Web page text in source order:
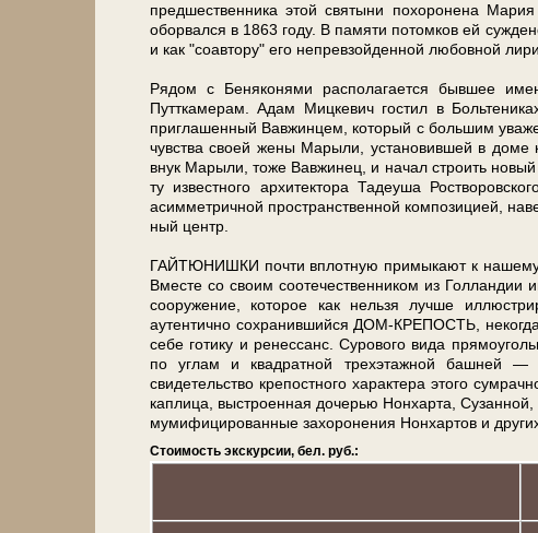
предшественника этой свя­ты­ни по­хо­ро­не­на
оборвался в 1863 го­ду. В па­мя­ти потомков ей
и как "соавтору" его непревзойденной любовной
Рядом с Беняконями рас­по­ла­га­ет­ся быв­шее
Путткамерам. Адам Миц­ке­вич го­стил в
приглашенный Вавжинцем, ко­то­рый с боль­шим
чувства сво­ей жены Марыли, установившей в до­ме
внук Марыли, то­же Вавжинец, и на­чал строить
ту из­вест­но­го ар­хи­тек­то­ра Та­де­уша
асимметричной пространственной композицией,
ный центр.
ГАЙТЮНИШКИ по­чти вплотную примыкают к на­ше­му
Вместе со сво­им соотечественником из
со­ору­же­ние, ко­то­рое как нельзя луч­ше
аутентично со­хра­нив­ший­ся ДОМ-КРЕПОСТЬ,
се­бе го­ти­ку и ре­нес­санс. Сурового ви­да
по уг­лам и квадратной трехэтажной баш­ней —
свидетельство крепостного характера это­го
каплица, выстроенная дочерью Нонхарта,
мумифицированные за­хо­ро­не­ния Нонхартов и
Стоимость экскурсии, бел. руб.: